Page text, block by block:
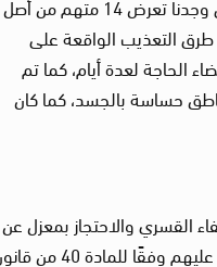
التعذيب الواقعة على
الحاجة لعدة أيام، كما تم
حساسة بالجسد، كما كان
وُجد أن 15 متهمًا تعرضوا للاختفاء القسري والاحتجاز بمعزل عن
محاميهم أو ذويهم بمكان غير معلوم منذ القبض عليهم، 7 منهم صدر ضدهم قرار بالتحفظ عليهم